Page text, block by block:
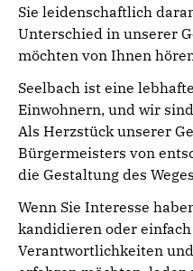
Sie leidenschaftlich
Unterschied in unserer
möchten von Ihnen
Seelbach ist eine
Einwohnern, und wir
Als Herzstück unserer
Bürgermeisters von
die Gestaltung des
Wenn Sie Interesse
kandidieren oder
Verantwortlichkeiten